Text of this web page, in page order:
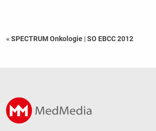
« SPECTRUM Onkologie |SO EBCC 2012